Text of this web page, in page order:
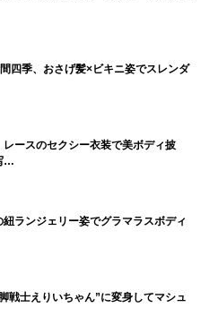
四季、おさげ髪×ビキニ姿でスレンダ
レースのセクシー衣装で美ボディ披
…
ランジェリー姿でグラマラスボディ
戦士えりいちゃん”に変身してマシュ